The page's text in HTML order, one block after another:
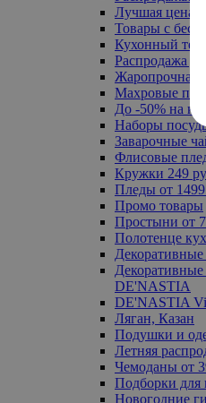
Лучшая цена
Товары с
Кухонный
Распродажа до
Жаропрочная
Махровые
До -50% на
Наборы
Заварочные
Флисовые
Кружки 249
Пледы от
Промо товары
Простыни от
Полотенце
Декоративные
DE'NASTIA
DE'NASTIA
Ляган, Казан
Подушки и
Летняя
Чемоданы от
Подборки для
Новогодние